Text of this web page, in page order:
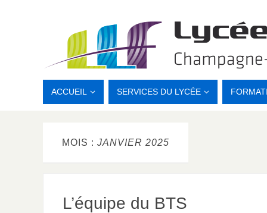
ACCUEIL SERVICES DU LYCÉE
MOIS : JANVIER 2025
L’équipe du BTS